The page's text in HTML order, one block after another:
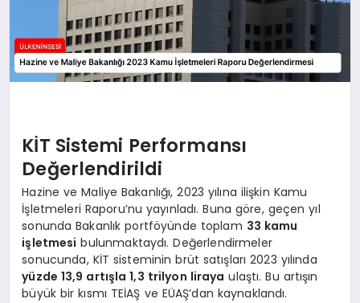
KİT Sistemi Performansı
Değerlendirildi
Hazine ve Maliye Bakanlığı, 2023 yılına ilişkin Kamu
İşletmeleri Raporu’nu yayınladı. Buna göre, geçen yıl
sonunda Bakanlık portföyünde toplam 33 kamu
işletmesi bulunmaktaydı. Değerlendirmeler
sonucunda, KİT sisteminin brüt satışları 2023 yılında
yüzde 13,9 artışla 1,3 trilyon liraya ulaştı. Bu artışın
büyük bir kısmı TEİAŞ ve EÜAŞ’dan kaynaklandı.